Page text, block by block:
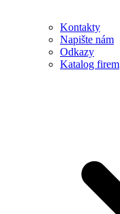
Kontakty
Napište nám
Odkazy
Katalog firem